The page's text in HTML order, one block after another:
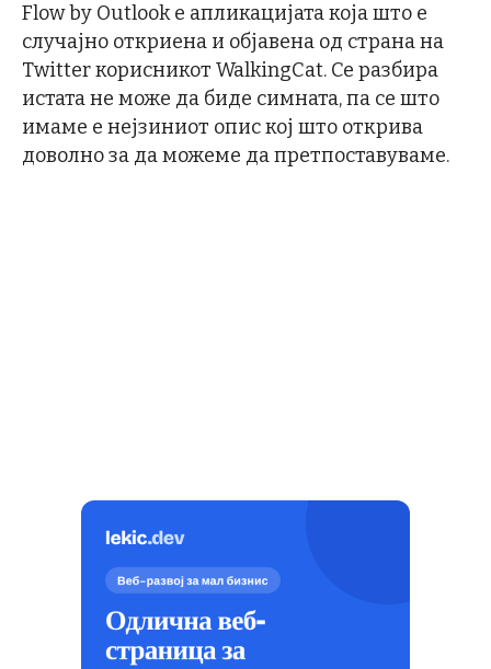
Flow by Outlook е апликацијата која што е
случајно откриена и објавена од страна на
Twitter корисникот WalkingCat. Се разбира
истата не може да биде симната, па се што
имаме е нејзиниот опис кој што открива
доволно за да можеме да претпоставуваме.